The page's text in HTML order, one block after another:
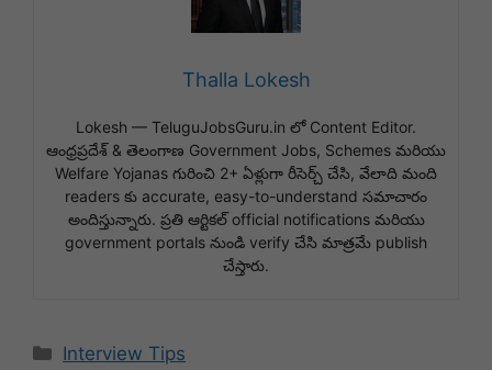
Thalla Lokesh
Lokesh — TeluguJobsGuru.in లో Content Editor.
ఆంధ్రప్రదేశ్ & తెలంగాణ Government Jobs, Schemes మరియు
Welfare Yojanas గురించి 2+ ఏళ్లుగా రీసెర్చ్ చేసి, వేలాది మంది
readers కు accurate, easy-to-understand సమాచారం
అందిస్తున్నారు. ప్రతి ఆర్టికల్ official notifications మరియు
government portals నుండి verify చేసి మాత్రమే publish
చేస్తారు.
Categories
Interview Tips